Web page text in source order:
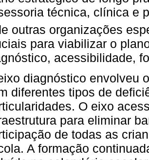
técnica, clínica e
outras organizações
para viabilizar o
acessibilidade,
diagnóstico envolveu
diferentes tipos de
O eixo
para eliminar
de todas as
A formação